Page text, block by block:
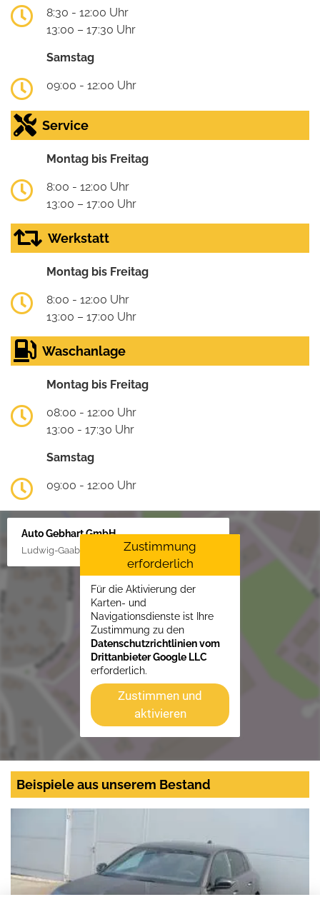
8:30 - 12:00 Uhr
13:00 – 17:30 Uhr
Samstag
09:00 - 12:00 Uhr
Service
Montag bis Freitag
8:00 - 12:00 Uhr
13:00 – 17:00 Uhr
Werkstatt
Montag bis Freitag
8:00 - 12:00 Uhr
13:00 – 17:00 Uhr
Waschanlage
Montag bis Freitag
08:00 - 12:00 Uhr
13:00 - 17:30 Uhr
Samstag
09:00 - 12:00 Uhr
Auto Gebhart GmbH
Ludwig-Gaab-Str. 4, 88427 Bad Schussenried
Zustimmung
erforderlich
Für die Aktivierung der
Karten- und
Navigationsdienste ist Ihre
Zustimmung zu den
Datenschutzrichtlinien vom
Drittanbieter Google LLC
erforderlich.
Zustimmen und
aktivieren
Beispiele aus unserem Bestand